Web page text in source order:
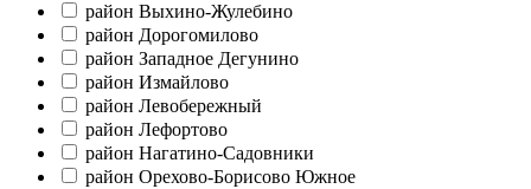
район Выхино-Жулебино
район Дорогомилово
район Западное Дегунино
район Измайлово
район Левобережный
район Лефортово
район Нагатино-Садовники
район Орехово-Борисово Южное